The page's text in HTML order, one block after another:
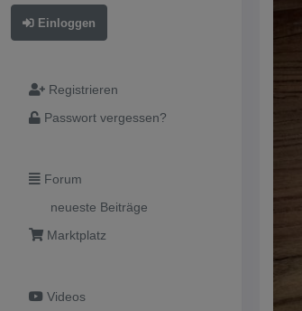
Einloggen
Registrieren
Passwort vergessen?
Forum
neueste Beiträge
Marktplatz
Videos